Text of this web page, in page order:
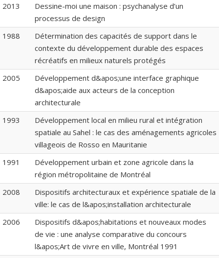
2013
Dessine-moi une maison : psychanalyse d’un
processus de design
1988
Détermination des capacités de support dans le
contexte du développement durable des espaces
récréatifs en milieux naturels protégés
2005
Développement d&apos;une interface graphique
d&apos;aide aux acteurs de la conception
architecturale
1993
Développement local en milieu rural et intégration
spatiale au Sahel : le cas des aménagements agricoles
villageois de Rosso en Mauritanie
1991
Développement urbain et zone agricole dans la
région métropolitaine de Montréal
2008
Dispositifs architecturaux et expérience spatiale de la
ville: le cas de l&apos;installation architecturale
2006
Dispositifs d&apos;habitations et nouveaux modes
de vie : une analyse comparative du concours
l&apos;Art de vivre en ville, Montréal 1991